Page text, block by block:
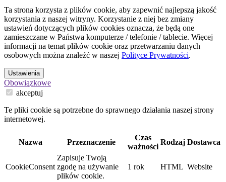
Ta strona korzysta z plików cookie, aby zapewnić najlepszą jakość
korzystania z naszej witryny. Korzystanie z niej bez zmiany
ustawień dotyczących plików cookies oznacza, że będą one
zamieszczane w Państwa komputerze / telefonie / tablecie. Więcej
informacji na temat plików cookie oraz przetwarzaniu danych
osobowych można znaleźć w naszej Polityce Prywatności.
Ustawienia
Obowiązkowe
akceptuj
Te pliki cookie są potrzebne do sprawnego działania naszej strony
internetowej.
Nazwa Przeznaczenie
Czas
ważności
Rodzaj Dostawca
CookieConsent
Zapisuje Twoją
zgodę na używanie
plików cookie.
1 rok HTML Website